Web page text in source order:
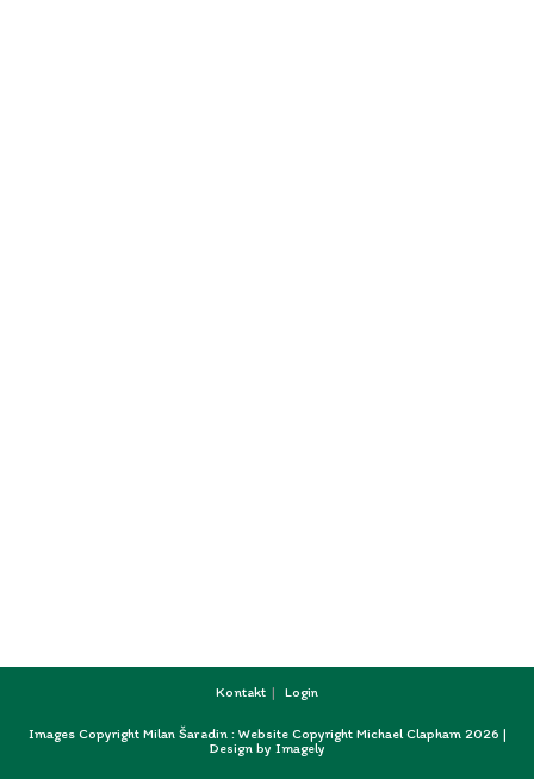
Kontakt Login
Images Copyright Milan Šaradin : Website Copyright Michael Clapham 2026 |
Design by Imagely